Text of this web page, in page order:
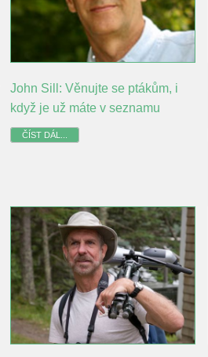
John Sill: Věnujte se ptákům, i
když je už máte v seznamu
ČÍST DÁL...